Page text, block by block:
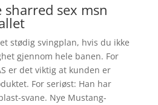
sex msn
stødig svingplan, hvis du ikke
gjennom hele banen. For
er det viktig at kunden er
For seriøst: Han har
svane. Nye Mustang-